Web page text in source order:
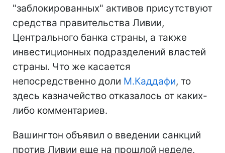
"заблокированных" активов присутствуют
средства правительства Ливии,
Центрального банка страны, а также
инвестиционных подразделений властей
страны. Что же касается
непосредственно доли М.Каддафи, то
здесь казначейство отказалось от каких-
либо комментариев.
Вашингтон объявил о введении санкций
против Ливии еще на прошлой неделе,